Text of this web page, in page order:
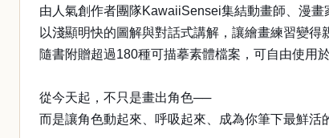
由人氣創作者團隊KawaiiSensei集結動畫師、漫畫
以淺顯明快的圖解與對話式講解，讓繪畫練習變得
隨書附贈超過180種可描摹素體檔案，可自由使用
從今天起，不只是畫出角色──
而是讓角色動起來、呼吸起來、成為你筆下最鮮活